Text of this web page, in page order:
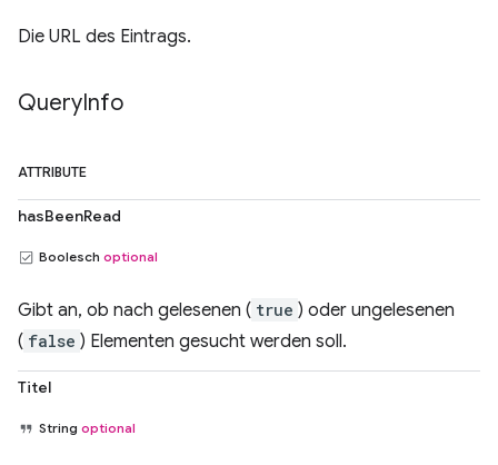
Die URL des Eintrags.
QueryInfo
ATTRIBUTE
hasBeenRead
Boolesch optional
Gibt an, ob nach gelesenen ( true ) oder ungelesenen
( false ) Elementen gesucht werden soll.
Titel
String optional